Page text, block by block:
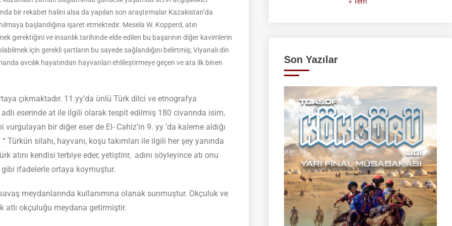
bir rekabet halini alsa da yapılan son araştırmalar Kazakistan’da
başlandığına işaret etmektedir. Mesela W. Kopperd, atın
gerektiğini ve insanlık tarihinde elde edilen bu başarının diğer kavimlerin
için gerekli şartların bu sayede sağlandığını belirtmiş; Viyanalı din
avcılık hayatından hayvanları ehlileştirmeye geçen ve ata ilk binen
çıkmaktadır. 11.yy’da ünlü Türk dilci ve etnografya
eserinde at ile ilgili olarak tespit edilmiş 180 civarında isim,
bir diğer eser de El- Cahiz’in 9. yy ’da kaleme aldığı
Türkün silahı, hayvanı, koşu takımları ile ilgili her şey yanında
kendisi terbiye eder, yetiştirir, adını söyleyince atı onu
gibi ifadelerle ortaya koymuştur.
meydanlarında kullanımına olanak sunmuştur. Okçuluk ve
atlı okçuluğu meydana getirmiştir.
Son Yazılar